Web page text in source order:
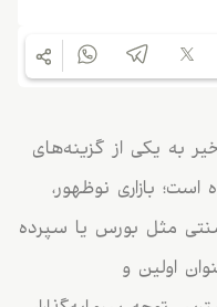
به یکی از گزینه‌های
بازاری نوظهور،
مثل بورس یا سپرده
اولین و